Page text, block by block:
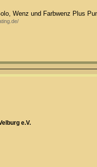
Wenz und Farbwenz Plus
e.V.